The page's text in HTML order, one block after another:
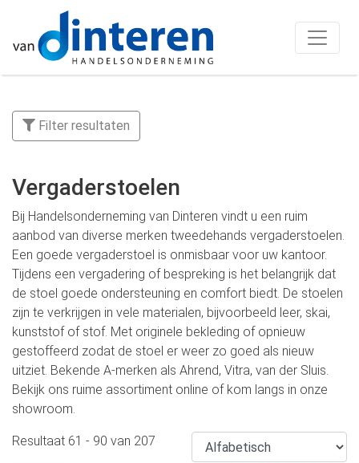
Filter resultaten
Vergaderstoelen
Bij Handelsonderneming van Dinteren vindt u een ruim
aanbod van diverse merken tweedehands vergaderstoelen.
Een goede vergaderstoel is onmisbaar voor uw kantoor.
Tijdens een vergadering of bespreking is het belangrijk dat
de stoel goede ondersteuning en comfort biedt. De stoelen
zijn te verkrijgen in vele materialen, bijvoorbeeld leer, skai,
kunststof of stof. Met originele bekleding of opnieuw
gestoffeerd zodat de stoel er weer zo goed als nieuw
uitziet. Bekende A-merken als Ahrend, Vitra, van der Sluis.
Bekijk ons ruime assortiment online of kom langs in onze
showroom.
Resultaat 61 - 90 van 207